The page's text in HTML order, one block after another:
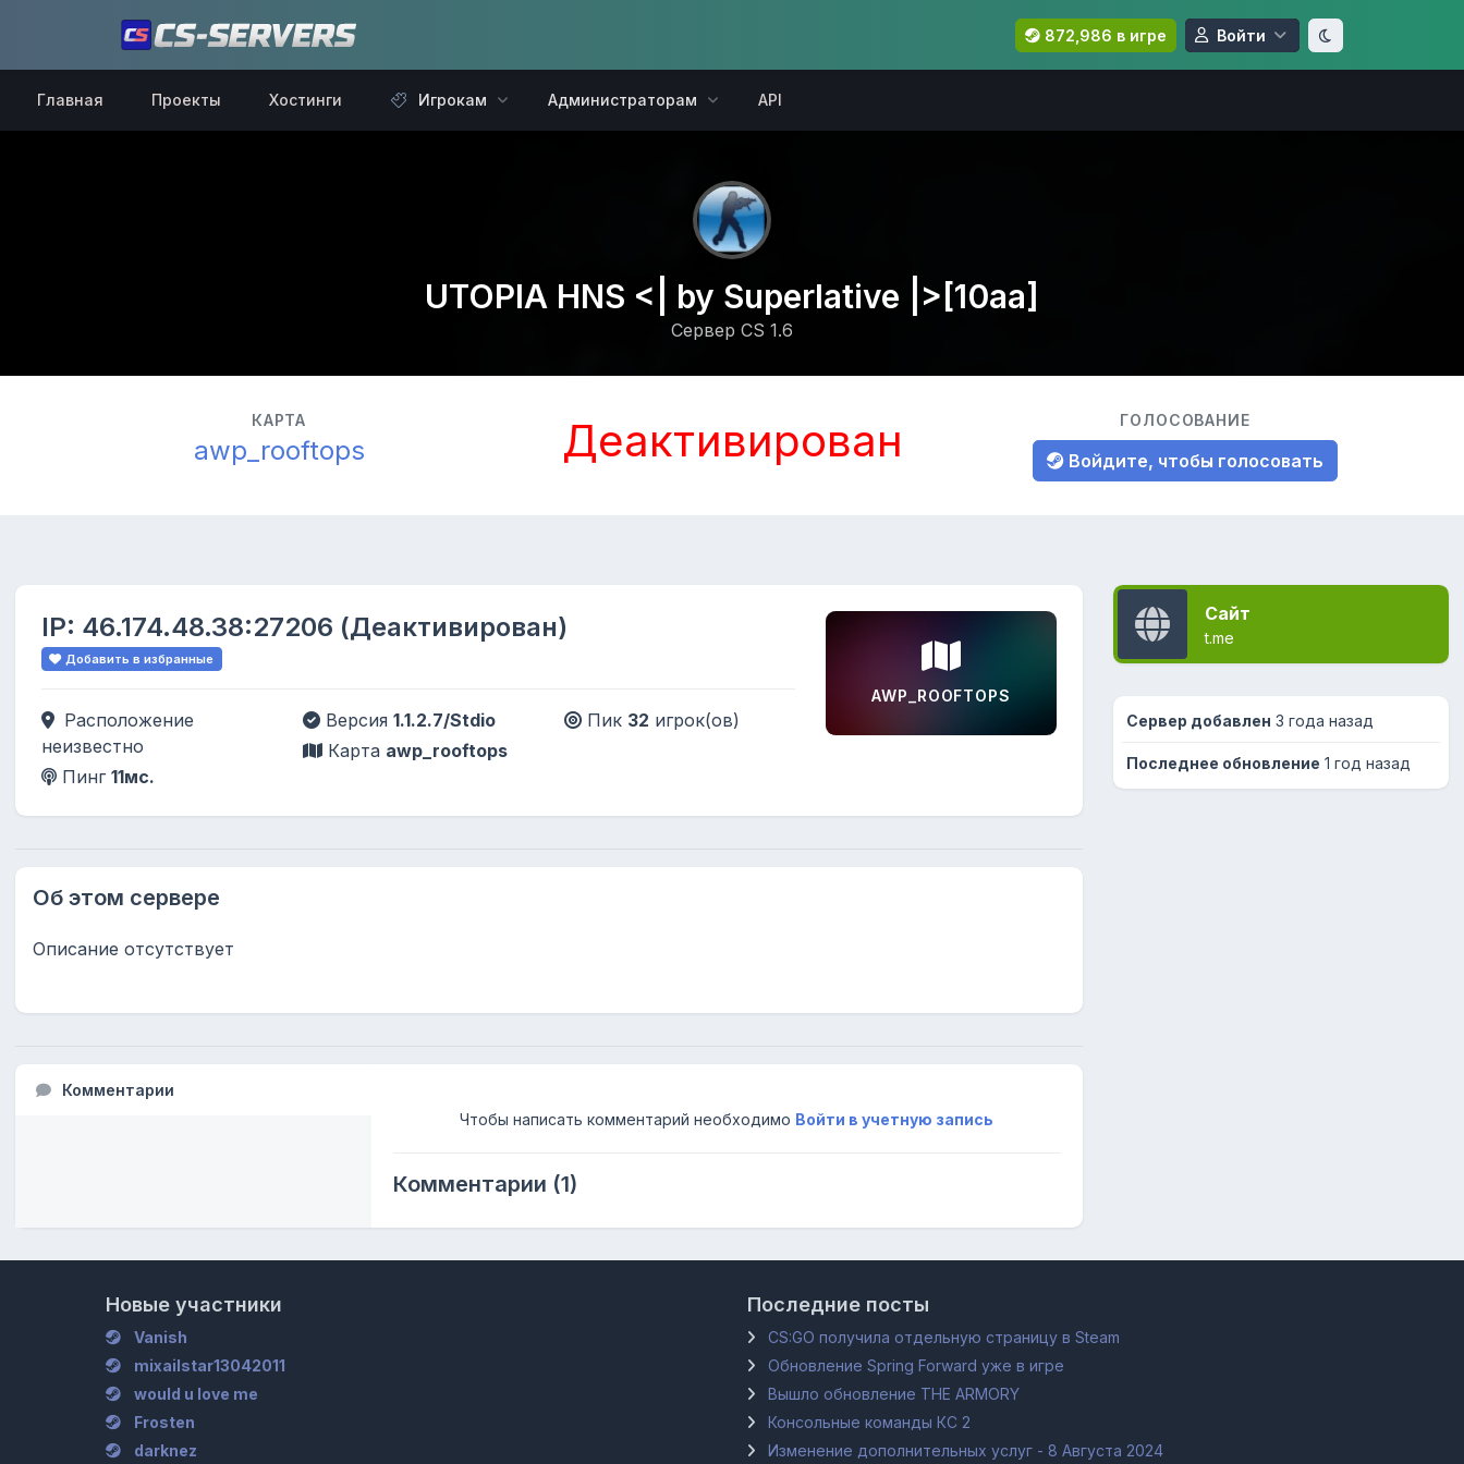
872,986 в игре Войти
Главная Проекты Хостинги Игрокам Администраторам API
UTOPIA HNS <| by Superlative |>[10aa]
Сервер CS 1.6
КАРТА
awp_rooftops Деактивирован ГОЛОСОВАНИЕ
Войдите, чтобы голосовать
IP: 46.174.48.38:27206 (Деактивирован)
Добавить в избранные
Расположение
неизвестно
Пинг 11мс.
Версия 1.1.2.7/Stdio
Карта awp_rooftops
Пик 32 игрок(ов)
AWP_ROOFTOPS
Об этом сервере
Описание отсутствует
Комментарии
Чтобы написать комментарий необходимо Войти в учетную запись
Комментарии (1)
Сайт
t.me
Сервер добавлен 3 года назад
Последнее обновление 1 год назад
Новые участники
Vanish
mixailstar13042011
would u love me
Frosten
darknez
Последние посты
CS:GO получила отдельную страницу в Steam
Обновление Spring Forward уже в игре
Вышло обновление THE ARMORY
Консольные команды КС 2
Изменение дополнительных услуг - 8 Августа 2024